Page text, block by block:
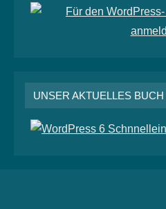
UNSER AKTUELLES BUCH